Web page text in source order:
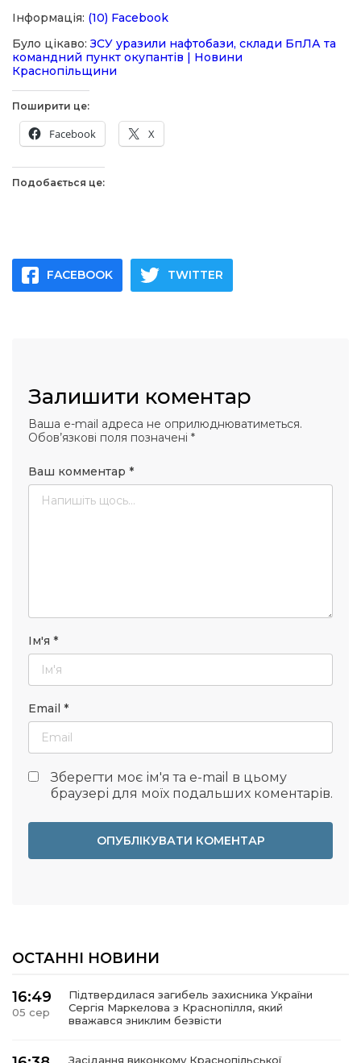
Інформація: (10) Facebook
Було цікаво:ЗСУ уразили нафтобази, склади БпЛА та
командний пункт окупантів | Новини
Краснопільщини
Поширити це:
Facebook X
Подобається це:
FACEBOOK TWITTER
Залишити коментар
Ваша e-mail адреса не оприлюднюватиметься.
Обов’язкові поля позначені *
Ваш комментар *
Ім'я *
Email *
Зберегти моє ім'я та e-mail в цьому
браузері для моїх подальших коментарів.
ОСТАННІ НОВИНИ
16:49
05 сер
Підтвердилася загибель захисника України
Сергія Маркелова з Краснопілля, який
вважався зниклим безвісти
Засідання виконкому Краснопільської